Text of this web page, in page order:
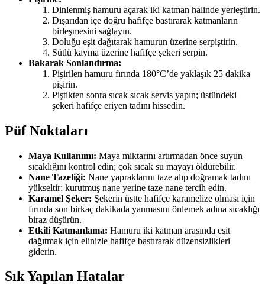
Dinlenmiş hamuru açarak iki katman halinde yerleştirin.
Dışarıdan içe doğru hafifçe bastırarak katmanların
birleşmesini sağlayın.
Doluğu eşit dağıtarak hamurun üzerine serpiştirin.
Sütlü kayma üzerine hafifçe şekeri serpin.
Bakarak Sonlandırma:
Pişirilen hamuru fırında 180°C’de yaklaşık 25 dakika
pişirin.
Piştikten sonra sıcak sıcak servis yapın; üstündeki
şekeri hafifçe eriyen tadını hissedin.
Püf Noktaları
Maya Kullanımı: Maya miktarını artırmadan önce suyun
sıcaklığını kontrol edin; çok sıcak su mayayı öldürebilir.
Nane Tazeliği: Nane yapraklarını taze alıp doğramak tadını
yükseltir; kurutmuş nane yerine taze nane tercih edin.
Karamel Şeker: Şekerin üstte hafifçe karamelize olması için
fırında son birkaç dakikada yanmasını önlemek adına sıcaklığı
biraz düşürün.
Etkili Katmanlama: Hamuru iki katman arasında eşit
dağıtmak için elinizle hafifçe bastırarak düzensizlikleri
giderin.
Sık Yapılan Hatalar